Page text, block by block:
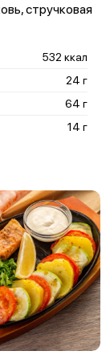
стручковая
532 ккал
24 г
64 г
14 г